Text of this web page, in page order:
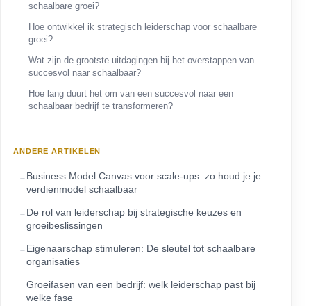
schaalbare groei?
Hoe ontwikkel ik strategisch leiderschap voor schaalbare
groei?
Wat zijn de grootste uitdagingen bij het overstappen van
succesvol naar schaalbaar?
Hoe lang duurt het om van een succesvol naar een
schaalbaar bedrijf te transformeren?
ANDERE ARTIKELEN
Business Model Canvas voor scale-ups: zo houd je je
verdienmodel schaalbaar
De rol van leiderschap bij strategische keuzes en
groeibeslissingen
Eigenaarschap stimuleren: De sleutel tot schaalbare
organisaties
Groeifasen van een bedrijf: welk leiderschap past bij
welke fase